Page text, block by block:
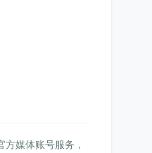
媒体账号服务，